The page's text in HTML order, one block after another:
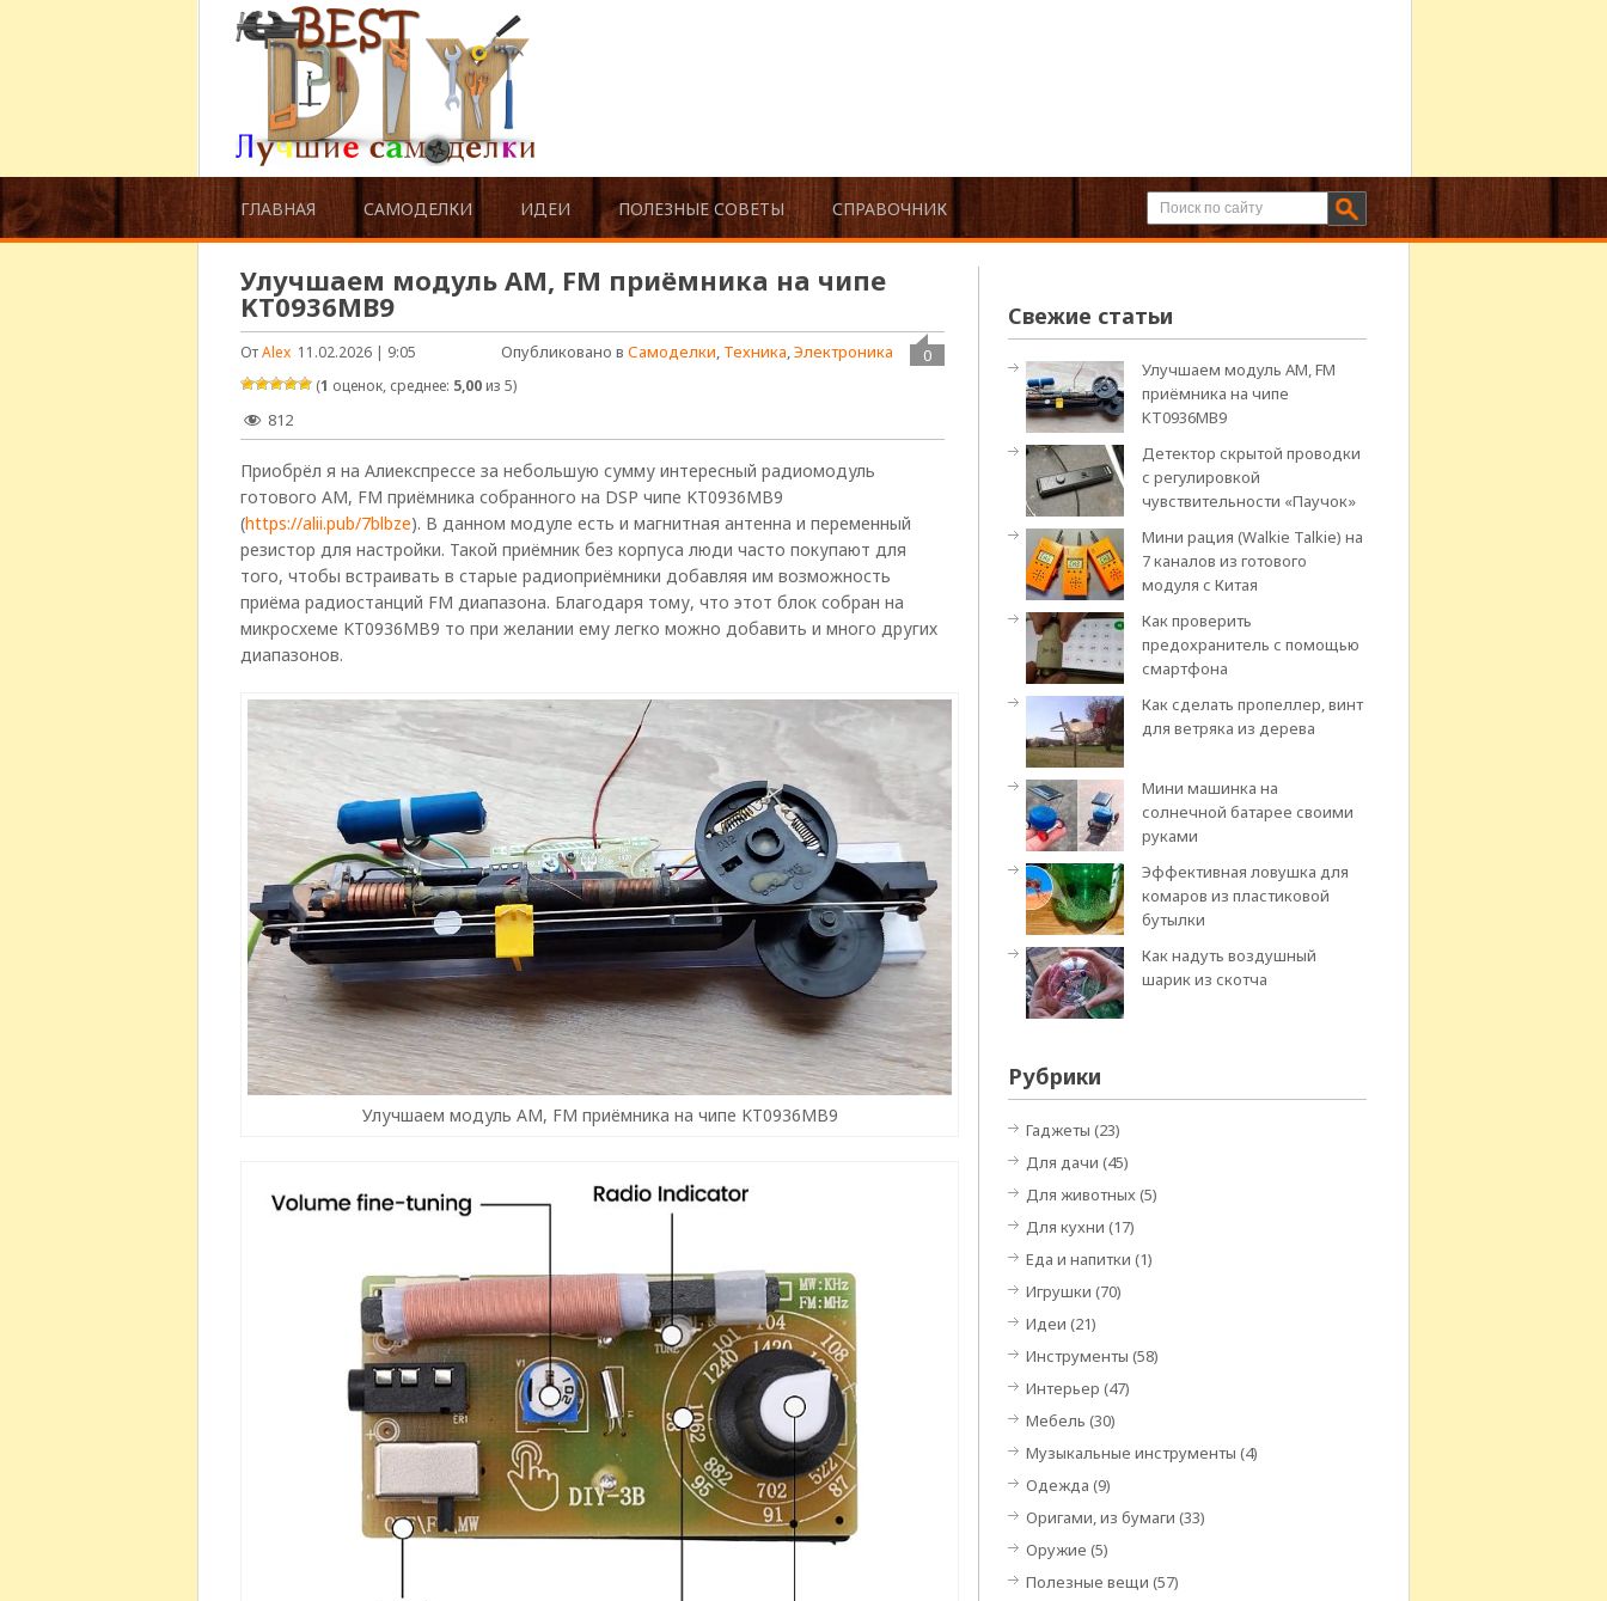
ГЛАВНАЯ САМОДЕЛКИ ИДЕИ ПОЛЕЗНЫЕ СОВЕТЫ СПРАВОЧНИК
Улучшаем модуль АМ, FM приёмника на чипе
KT0936MB9
ОтAlex 11.02.2026 | 9:05 0
Опубликовано вСамоделки, Техника,Электроника
(1 оценок, среднее: 5,00 из 5)
812
Приобрёл я на Алиекспрессе за небольшую сумму интересный радиомодуль
готового АМ, FM приёмника собранного на DSP чипе KT0936MB9
(https://alii.pub/7blbze). В данном модуле есть и магнитная антенна и переменный
резистор для настройки. Такой приёмник без корпуса люди часто покупают для
того, чтобы встраивать в старые радиоприёмники добавляя им возможность
приёма радиостанций FM диапазона. Благодаря тому, что этот блок собран на
микросхеме KT0936MB9 то при желании ему легко можно добавить и много других
диапазонов.
Улучшаем модуль АМ, FM приёмника на чипе KT0936MB9
Свежие статьи
Улучшаем модуль АМ, FM
приёмника на чипе
KT0936MB9
Детектор скрытой проводки
с регулировкой
чувствительности «Паучок»
Мини рация (Walkie Talkie) на
7 каналов из готового
модуля с Китая
Как проверить
предохранитель с помощью
смартфона
Как сделать пропеллер, винт
для ветряка из дерева
Мини машинка на
солнечной батарее своими
руками
Эффективная ловушка для
комаров из пластиковой
бутылки
Как надуть воздушный
шарик из скотча
Рубрики
Гаджеты (23)
Для дачи (45)
Для животных(5)
Для кухни (17)
Еда и напитки (1)
Игрушки (70)
Идеи (21)
Инструменты (58)
Интерьер (47)
Мебель (30)
Музыкальные инструменты (4)
Одежда (9)
Оригами, из бумаги (33)
Оружие (5)
Полезные вещи (57)